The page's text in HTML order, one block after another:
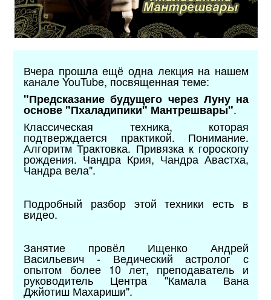
Вчера прошла ещё одна лекция на нашем
канале YouTube, посвященная теме:
"Предсказание будущего через Луну на
основе "Пхаладипики" Мантрешвары".
Классическая техника, которая
подтверждается практикой. Понимание.
Алгоритм Трактовка. Привязка к гороскопу
рождения. Чандра Крия, Чандра Авастха,
Чандра вела".
Подробный разбор этой техники есть в
видео.
Занятие провёл Ищенко Андрей
Васильевич - Ведический астролог с
опытом более 10 лет, преподаватель и
руководитель Центра "Камала Вана
Джйотиш Махариши".